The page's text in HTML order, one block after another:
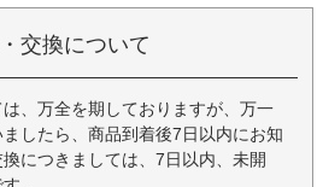
交換について
、万全を期しておりますが、万一
したら、商品到着後7日以内にお知
につきましては、7日以内、未開